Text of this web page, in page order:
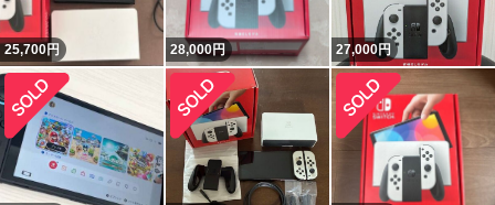
25,700円 28,000円 27,000円